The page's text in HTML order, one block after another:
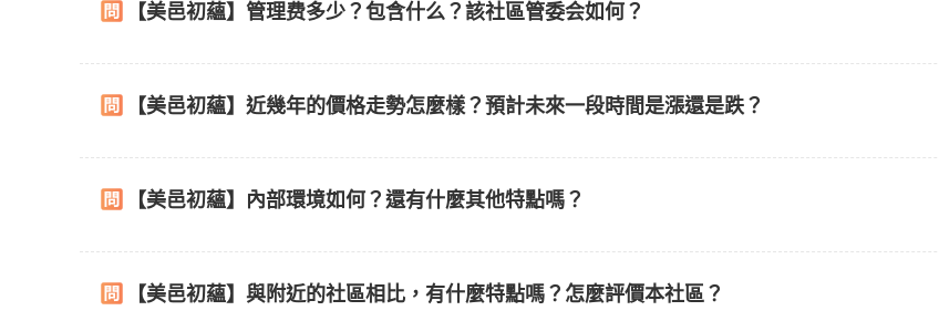
【美邑初蘊】管理费多少？包含什么？該社區管委会如何？
【美邑初蘊】近幾年的價格走勢怎麼樣？預計未來一段時間是漲還是跌？
【美邑初蘊】內部環境如何？還有什麼其他特點嗎？
【美邑初蘊】與附近的社區相比，有什麼特點嗎？怎麼評價本社區？